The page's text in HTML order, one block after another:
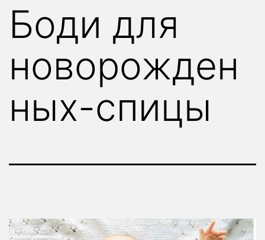
Боди для
новорожден
ных-спицы